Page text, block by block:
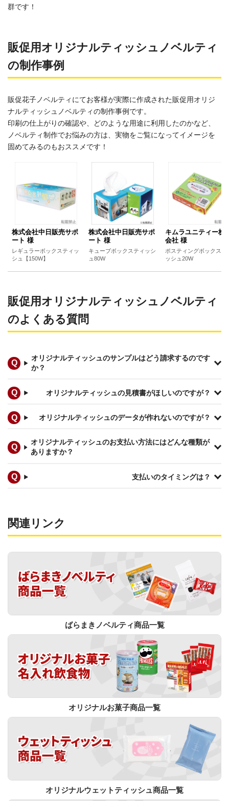
群です！
販促用オリジナルティッシュノベルティ
の制作事例
販促花子ノベルティにてお客様が実際に作成された販促用オリジ
ナルティッシュノベルティの制作事例です。
印刷の仕上がりの確認や、どのような用途に利用したのかなど、
ノベルティ制作でお悩みの方は、実物をご覧になってイメージを
固めてみるのもおススメです！
株式会社中日販売サポ
ート 様
レギュラーボックスティッ
シュ【150W】
株式会社中日販売サポ
ート 様
キューブボックスティッシ
ュ80W
キムラユニティー株
会社 様
ポスティングボックステ
ッシュ20W
販促用オリジナルティッシュノベルティ
のよくある質問
オリジナルティッシュのサンプルはどう請求するのです
か？
オリジナルティッシュの見積書がほしいのですが？
オリジナルティッシュのデータが作れないのですが？
オリジナルティッシュのお支払い方法にはどんな種類が
ありますか？
支払いのタイミングは？
関連リンク
ばらまきノベルティ商品一覧
オリジナルお菓子商品一覧
オリジナルウェットティッシュ商品一覧